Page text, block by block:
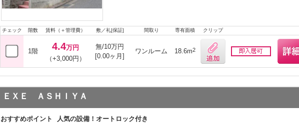
チェック 階数 賃料（＋管理費） 敷／礼[保証] 間取り 専有面積 クリップ
1階 4.4万円
（+3,000円）
無/10万円
[0.00ヶ月]
ワンルーム 18.6m2
ＥＸＥ ＡＳＨＩＹＡ
おすすめポイント 人気の設備！オートロック付き